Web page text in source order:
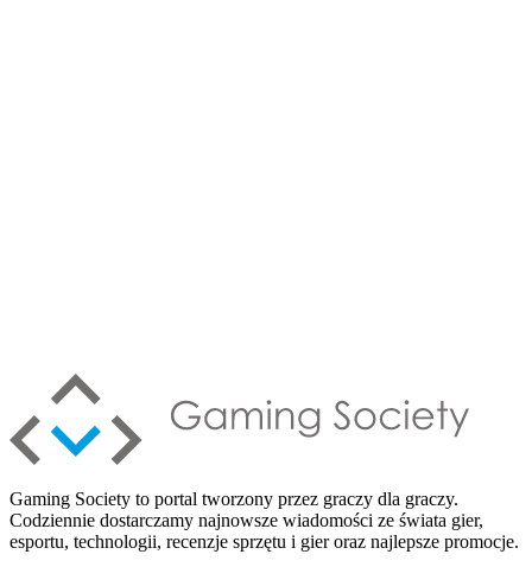
Gaming Society to portal tworzony przez graczy dla graczy.
Codziennie dostarczamy najnowsze wiadomości ze świata gier,
esportu, technologii, recenzje sprzętu i gier oraz najlepsze promocje.